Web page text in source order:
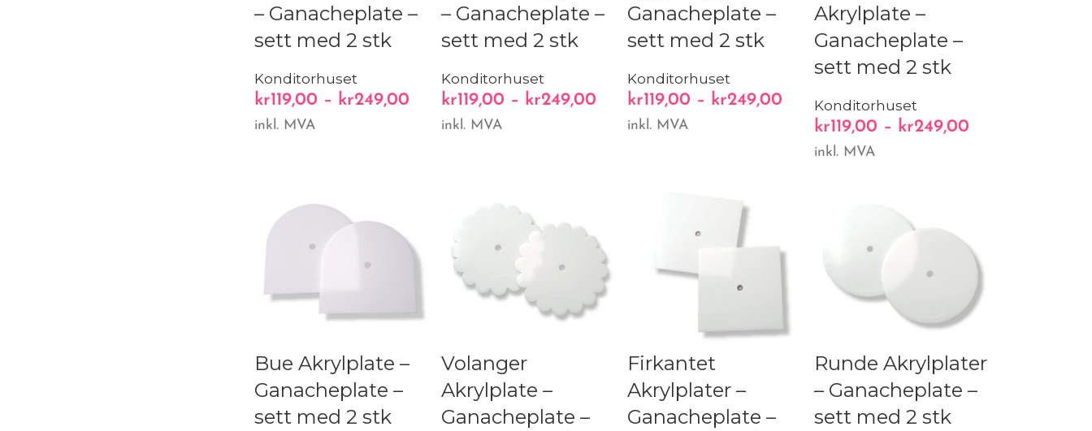
– Ganacheplate –
sett med 2 stk
Konditorhuset
kr119,00 – kr249,00
inkl. MVA
– Ganacheplate –
sett med 2 stk
Konditorhuset
kr119,00 – kr249,00
inkl. MVA
Ganacheplate –
sett med 2 stk
Konditorhuset
kr119,00 – kr249,00
inkl. MVA
Akrylplate –
Ganacheplate –
sett med 2 stk
Konditorhuset
kr119,00 – kr249,00
inkl. MVA
Bue Akrylplate –
Ganacheplate –
sett med 2 stk
Volanger
Akrylplate –
Ganacheplate –
Firkantet
Akrylplater –
Ganacheplate –
Runde Akrylplater
– Ganacheplate –
sett med 2 stk